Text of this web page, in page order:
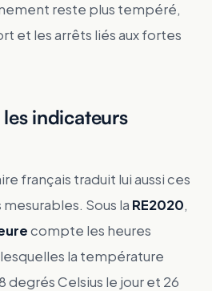
reste plus tempéré,
et les arrêts liés aux fortes
indicateurs
français traduit lui aussi ces
Sous la RE2020,
compte les heures
la température
degrés Celsius le jour et 26